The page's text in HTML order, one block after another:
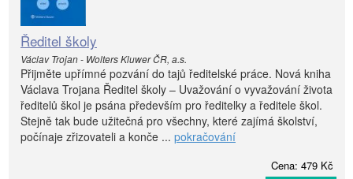
Ředitel školy
Václav Trojan - Wolters Kluwer ČR, a.s.
Přijměte upřímné pozvání do tajů ředitelské práce. Nová kniha
Václava Trojana Ředitel školy – Uvažování o vyvažování života
ředitelů škol je psána především pro ředitelky a ředitele škol.
Stejně tak bude užitečná pro všechny, které zajímá školství,
počínaje zřizovateli a konče ... pokračování
Cena: 479 Kč